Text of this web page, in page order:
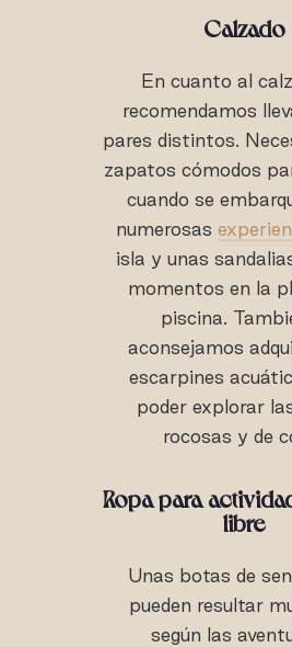
Calzado
En cuanto al
recomendamos
pares distintos.
zapatos cómodos
cuando se
numerosas
isla y unas
momentos en la
piscina.
aconsejamos
escarpines
poder explorar
rocosas y de
Ropa para
libre
Unas botas de
pueden resultar
según las